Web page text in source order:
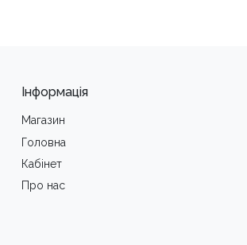
Інформація
Магазин
Головна
Кабінет
Про нас